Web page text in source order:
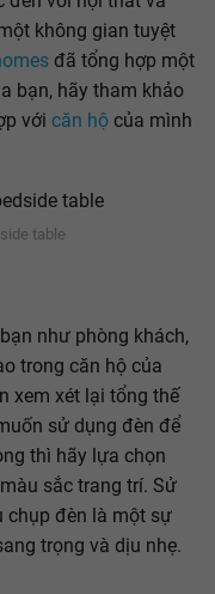
không gian tuyệt
đã tổng hợp một
bạn, hãy tham khảo
với căn hộ của mình
table
như phòng khách,
trong căn hộ của
xem xét lại tổng thế
sử dụng đèn để
thì hãy lựa chọn
sắc trang trí. Sử
chụp đèn là một sự
trọng và dịu nhẹ.